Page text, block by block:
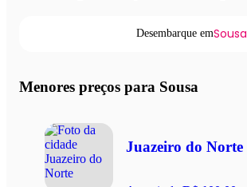
Desembarque emSousa
Menores preços para Sousa
Juazeiro do Norte